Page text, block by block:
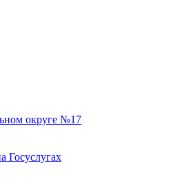
округе №17
Госуслугах